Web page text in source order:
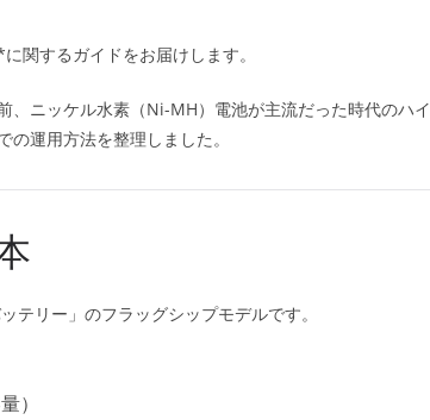
関するガイドをお届けします。
、ニッケル水素（Ni-MH）電池が主流だった時代のハイ
運用方法を整理しました。
テリー」のフラッグシップモデルです。
）